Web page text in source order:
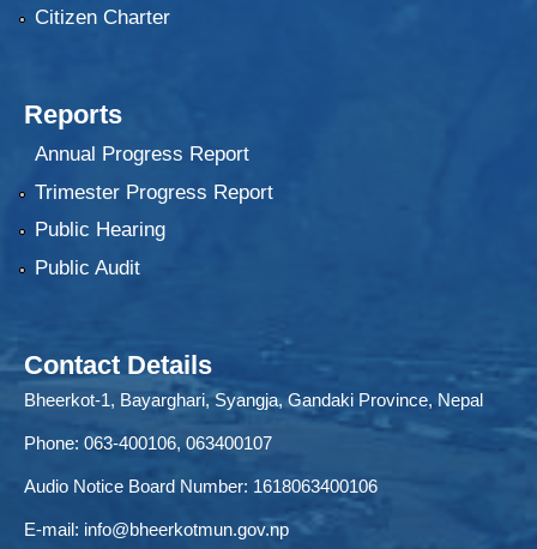
Citizen Charter
Reports
Annual Progress Report
Trimester Progress Report
Public Hearing
Public Audit
Contact Details
Bheerkot-1, Bayarghari, Syangja, Gandaki Province, Nepal
Phone: 063-400106, 063400107
Audio Notice Board Number: 1618063400106
E-mail: info@bheerkotmun.gov.np